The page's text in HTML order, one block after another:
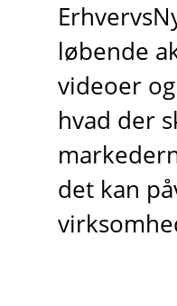
løbende
videoer
hvad der
det kan